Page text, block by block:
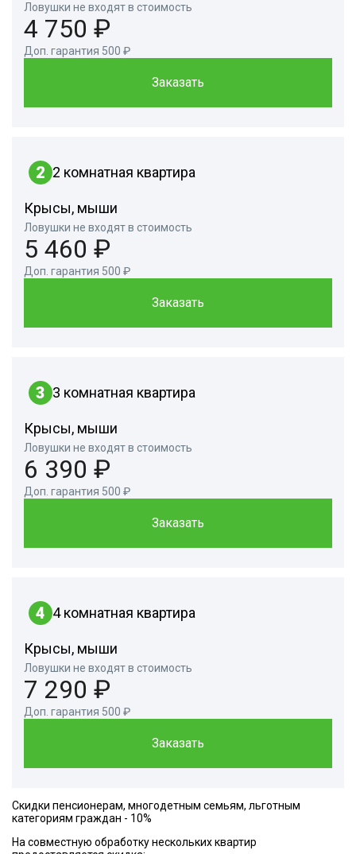
Ловушки не входят в стоимость
4 750 ₽
Доп. гарантия 500 ₽
Заказать
2 2 комнатная квартира
Крысы, мыши
Ловушки не входят в стоимость
5 460 ₽
Доп. гарантия 500 ₽
Заказать
3 3 комнатная квартира
Крысы, мыши
Ловушки не входят в стоимость
6 390 ₽
Доп. гарантия 500 ₽
Заказать
4 4 комнатная квартира
Крысы, мыши
Ловушки не входят в стоимость
7 290 ₽
Доп. гарантия 500 ₽
Заказать
Скидки пенсионерам, многодетным семьям, льготным
категориям граждан - 10%
На совместную обработку нескольких квартир